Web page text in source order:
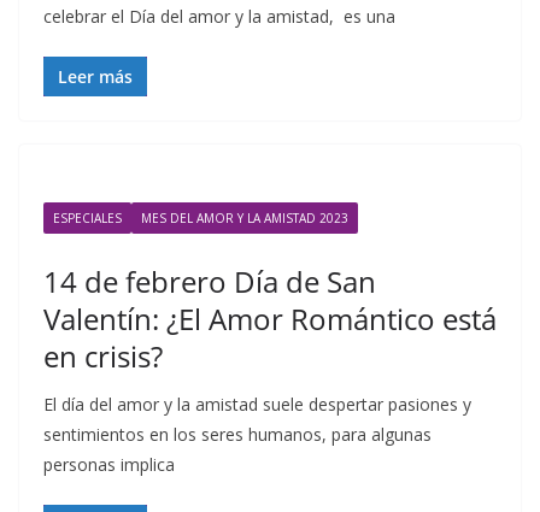
celebrar el Día del amor y la amistad, es una
Leer más
ESPECIALES MES DEL AMOR Y LA AMISTAD 2023
14 de febrero Día de San
Valentín: ¿El Amor Romántico está
en crisis?
El día del amor y la amistad suele despertar pasiones y
sentimientos en los seres humanos, para algunas
personas implica